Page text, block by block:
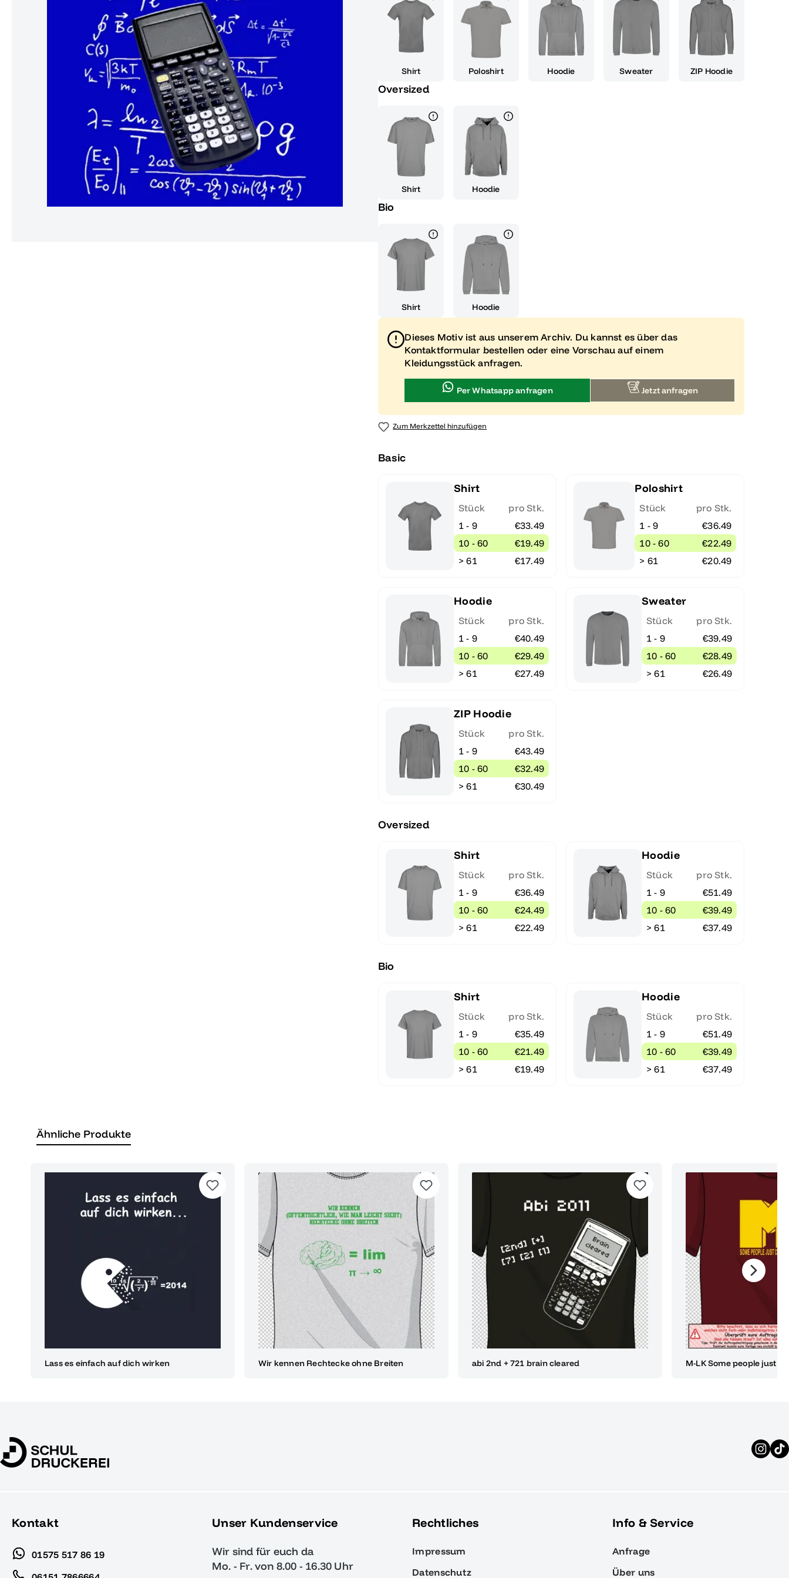
zu lösen. Dank der benutzerfreundlichen Oberfläche ist es dir möglich, dich
schnell zurechtzufinden und direkt durchzustarten. Egal, ob du Formeln
visualisieren oder Gleichungen lösen musst, der Abinompdf(2012) macht es dir
leicht, stets den Überblick zu behalten. Er ist nicht nur funktional, sondern
auch robust gebaut, um den täglichen Anforderungen eines Abiturienten
deine mathematischen Aufgaben und kannst dich voll und ganz auf deine
Prüfungen konzentrieren. Verlasse dich auf die Technologie, die speziell dafür
entwickelt wurde, um dir den Erfolg zu sichern. Sorge dafür, dass du bestens
vorbereitet bist, und mach den Abinompdf(2012) zu deinem treuen Helfer auf
dem Weg zum erfolgreichen Abschluss. Lass uns gemeinsam den Weg zu
deinem Abitur mit Bravour meistern!
Shirt Poloshirt Hoodie Sweater ZIP Hoodie
Oversized
Shirt Hoodie
Bio
Shirt Hoodie
Dieses Motiv ist aus unserem Archiv. Du kannst es über das
Kontaktformular bestellen oder eine Vorschau auf einem
Kleidungsstück anfragen.
Per Whatsapp anfragen Jetzt anfragen
Zum Merkzettel hinzufügen
Basic
Shirt
Stück
pro Stk.
1 - 9
€33.49
10 - 60
€19.49
> 61
€17.49
Poloshirt
Stück
pro Stk.
1 - 9
€36.49
10 - 60
€22.49
> 61
€20.49
Hoodie
Stück
pro Stk.
1 - 9
€40.49
10 - 60
€29.49
> 61
€27.49
Sweater
Stück
pro Stk.
1 - 9
€39.49
10 - 60
€28.49
> 61
€26.49
ZIP Hoodie
Stück
pro Stk.
1 - 9
€43.49
10 - 60
€32.49
> 61
€30.49
Oversized
Shirt
Stück
pro Stk.
1 - 9
€36.49
10 - 60
€24.49
> 61
€22.49
Hoodie
Stück
pro Stk.
1 - 9
€51.49
10 - 60
€39.49
> 61
€37.49
Bio
Shirt
Stück
pro Stk.
1 - 9
€35.49
10 - 60
€21.49
> 61
€19.49
Hoodie
Stück
pro Stk.
1 - 9
€51.49
10 - 60
€39.49
> 61
€37.49
Ähnliche Produkte
Lass es einfach auf dich wirken Wir kennen Rechtecke ohne Breiten abi 2nd + 721 brain cleared M-LK Some people just
Kontakt
01575 517 86 19
Unser Kundenservice
Wir sind für euch da
Mo. - Fr. von 8.00 - 16.30 Uhr
Rechtliches
Impressum
Datenschutz
Info & Service
Anfrage
Über uns